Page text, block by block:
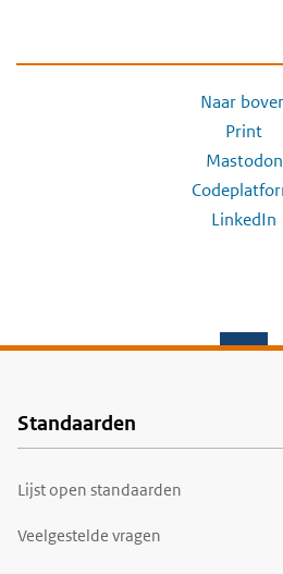
Naar
Print
Mastodon
LinkedIn
Voet
Standaarden
Lijst open standaarden
Veelgestelde vragen